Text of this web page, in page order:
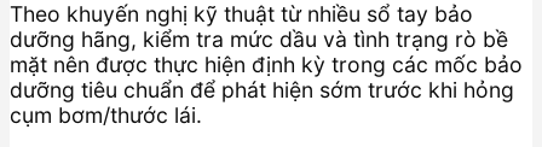
Theo khuyến nghị kỹ thuật từ nhiều sổ tay bảo
dưỡng hãng, kiểm tra mức dầu và tình trạng rò bề
mặt nên được thực hiện định kỳ trong các mốc bảo
dưỡng tiêu chuẩn để phát hiện sớm trước khi hỏng
cụm bơm/thước lái.